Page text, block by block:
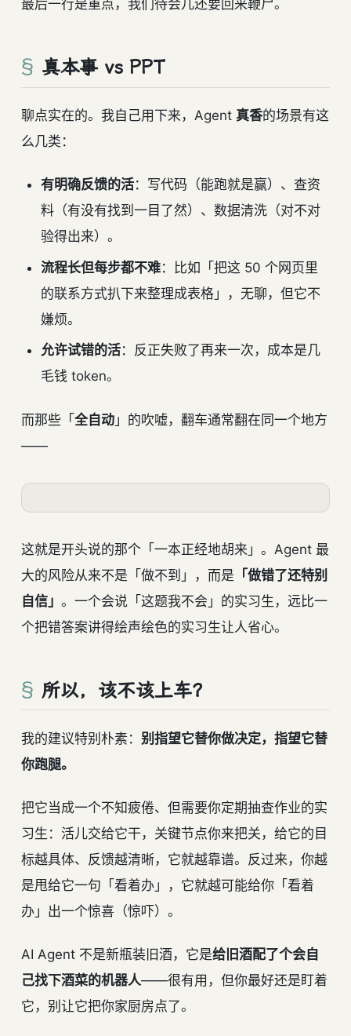
最后一行是重点，我们待会儿还要回来鞭尸。
真本事 vs PPT
聊点实在的。我自己用下来，Agent 真香的场景有这
么几类：
有明确反馈的活：写代码（能跑就是赢）、查资
料（有没有找到一目了然）、数据清洗（对不对
验得出来）。
流程长但每步都不难：比如「把这 50 个网页里
的联系方式扒下来整理成表格」，无聊，但它不
嫌烦。
允许试错的活：反正失败了再来一次，成本是几
毛钱 token。
而那些「全自动」的吹嘘，翻车通常翻在同一个地方
——
这就是开头说的那个「一本正经地胡来」。Agent 最
大的风险从来不是「做不到」，而是 「做错了还特别
自信」 。一个会说「这题我不会」的实习生，远比一
个把错答案讲得绘声绘色的实习生让人省心。
所以，该不该上车？
我的建议特别朴素： 别指望它替你做决定，指望它替
你跑腿。
把它当成一个不知疲倦、但需要你定期抽查作业的实
习生：活儿交给它干，关键节点你来把关，给它的目
标越具体、反馈越清晰，它就越靠谱。反过来，你越
是甩给它一句「看着办」，它就越可能给你「看着
办」出一个惊喜（惊吓）。
AI Agent 不是新瓶装旧酒，它是给旧酒配了个会自
己找下酒菜的机器人——很有用，但你最好还是盯着
它，别让它把你家厨房点了。